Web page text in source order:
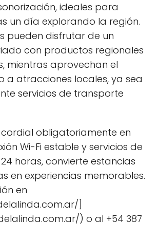
ideales para
un día explorando la región.
pueden disfrutar de un
con productos regionales
mientras aprovechan el
a atracciones locales, ya sea
servicios de transporte
obligatoriamente en
Wi-Fi estable y servicios de
horas, convierte estancias
en experiencias memorables.
en
]
) o al +54 387